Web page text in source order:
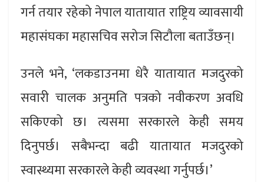
गर्न तयार रहेको नेपाल यातायात राष्ट्रिय व्यावसायी
महासंघका महासचिव सरोज सिटौला बताउँछन्।
उनले भने, ‘लकडाउनमा धेरै यातायात मजदुरको
सवारी चालक अनुमति पत्रको नवीकरण अवधि
सकिएको छ। त्यसमा सरकारले केही समय
दिनुपर्छ। सबैभन्दा बढी यातायात मजदुरको
स्वास्थ्यमा सरकारले केही व्यवस्था गर्नुपर्छ।’